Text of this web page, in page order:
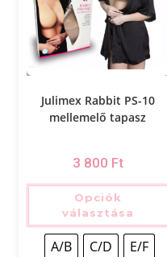
Julimex Rabbit PS-10
mellemelő tapasz
3 800 Ft
Opciók
választása
A/B C/D E/F